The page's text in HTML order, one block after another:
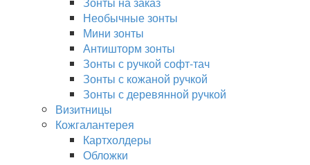
Необычные зонты
Мини зонты
Антишторм зонты
Зонты с ручкой софт-тач
Зонты с кожаной ручкой
Зонты с деревянной ручкой
Визитницы
Кожгалантерея
Картхолдеры
Обложки